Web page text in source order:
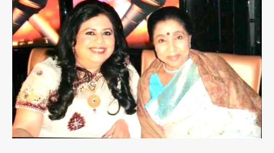
আগামীকাল
মুম্বাইয়ে
শেষকৃত্য